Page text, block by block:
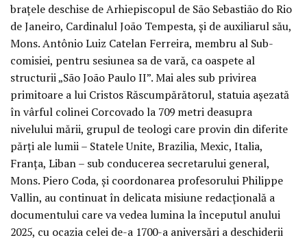
brațele deschise de Arhiepiscopul de São Sebastião do Rio
de Janeiro, Cardinalul João Tempesta, și de auxiliarul său,
Mons. Antônio Luiz Catelan Ferreira, membru al Sub-
comisiei, pentru sesiunea sa de vară, ca oaspete al
structurii „São João Paulo II”. Mai ales sub privirea
primitoare a lui Cristos Răscumpărătorul, statuia așezată
în vârful colinei Corcovado la 709 metri deasupra
nivelului mării, grupul de teologi care provin din diferite
părți ale lumii – Statele Unite, Brazilia, Mexic, Italia,
Franța, Liban – sub conducerea secretarului general,
Mons. Piero Coda, și coordonarea profesorului Philippe
Vallin, au continuat în delicata misiune redacțională a
documentului care va vedea lumina la începutul anului
2025, cu ocazia celei de-a 1700-a aniversări a deschiderii